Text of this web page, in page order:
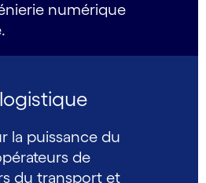
numérique
la puissance du
de
du transport et